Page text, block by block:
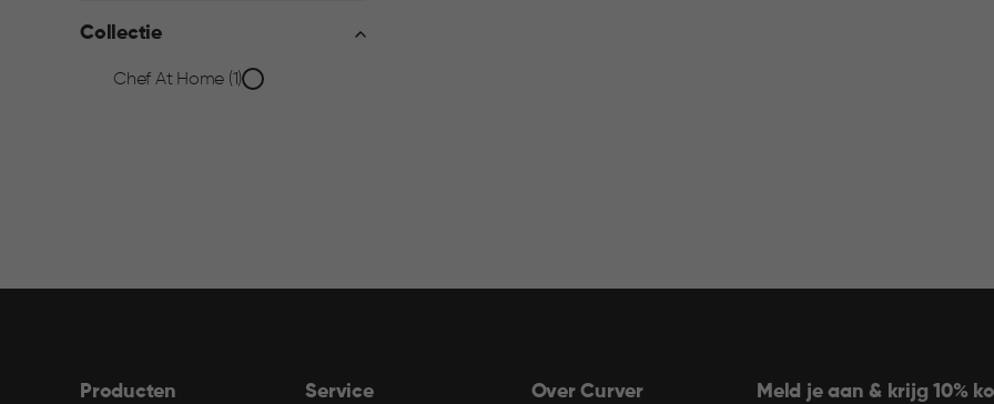
filter
Collectie
Collectie
Chef At Home (1)
Producten Service Over Curver Meld je aan & krijg 10%